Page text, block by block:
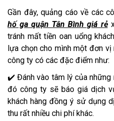
Gần đây, quảng cáo về các
hố ga quận Tân Bình giá rẻ
tránh mất tiền oan uổng
lựa chọn cho mình một đơn
công ty có các đặc điểm như:
✔️ Đánh vào tâm lý của
đó công ty sẽ báo giá dịch
khách hàng đồng ý sử dụng
thu rất nhiều chi phí khác.